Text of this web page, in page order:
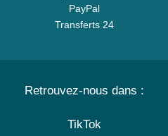
PayPal
Transferts 24
Retrouvez-nous dans :
TikTok